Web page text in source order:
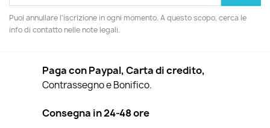
Puoi annullare l'iscrizione in ogni momento. A questo scopo, cerca le
info di contatto nelle note legali.
Paga con Paypal, Carta di credito,
Contrassegno e Bonifico.
Consegna in 24-48 ore